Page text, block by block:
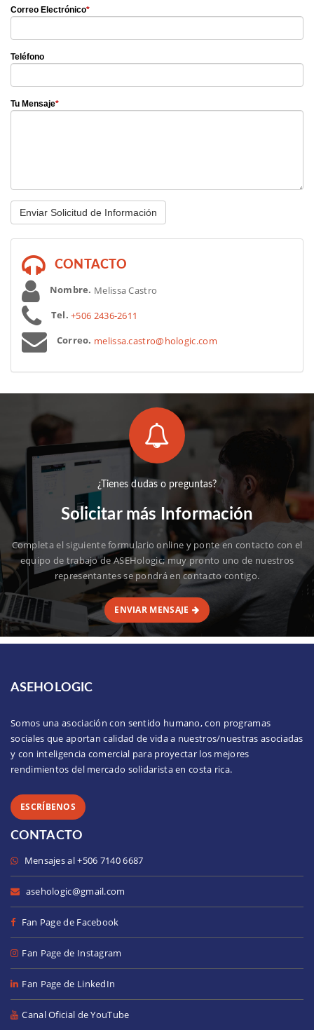
Correo Electrónico*
Teléfono
Tu Mensaje*
CONTACTO
Nombre. Melissa Castro
Tel. +506 2436-2611
Correo. melissa.castro@hologic.com
¿Tienes dudas o preguntas?
Solicitar más Información
Completa el siguiente formulario online y ponte en contacto con el
equipo de trabajo de ASEHologic; muy pronto uno de nuestros
representantes se pondrá en contacto contigo.
ENVIAR MENSAJE
ASEHOLOGIC
Somos una asociación con sentido humano, con programas
sociales que aportan calidad de vida a nuestros/nuestras asociadas
y con inteligencia comercial para proyectar los mejores
rendimientos del mercado solidarista en costa rica.
ESCRÍBENOS
CONTACTO
Mensajes al +506 7140 6687
asehologic@gmail.com
Fan Page de Facebook
Fan Page de Instagram
Fan Page de LinkedIn
Canal Oficial de YouTube